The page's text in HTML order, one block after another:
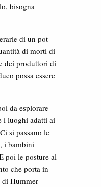
bisogna
di un pot
di morti di
dei produttori di
possa essere
da esplorare
i luoghi adatti ai
si passano le
i bambini
poi le posture al
che porta in
di Hummer